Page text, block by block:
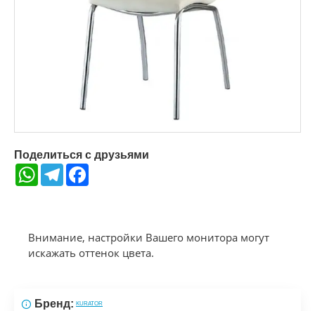
Поделиться с друзьями
WhatsAppTelegram
Внимание, настройки Вашего монитора могут
искажать оттенок цвета.
Бренд: KURATOR